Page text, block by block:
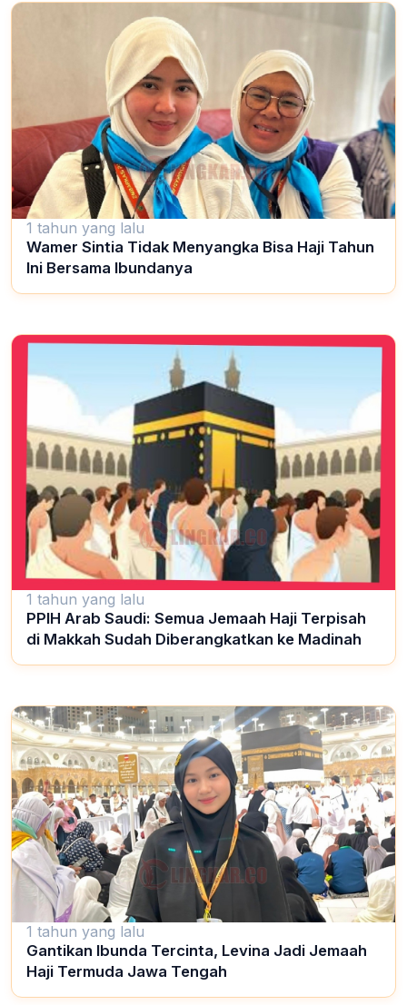
1 tahun yang lalu
Wamer Sintia Tidak Menyangka Bisa Haji Tahun
Ini Bersama Ibundanya
1 tahun yang lalu
PPIH Arab Saudi: Semua Jemaah Haji Terpisah
di Makkah Sudah Diberangkatkan ke Madinah
1 tahun yang lalu
Gantikan Ibunda Tercinta, Levina Jadi Jemaah
Haji Termuda Jawa Tengah